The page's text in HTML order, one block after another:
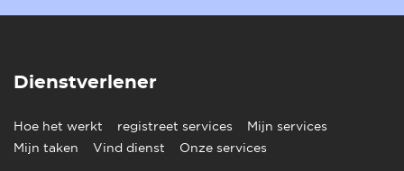
Dienstverlener
Hoe het werkt registreet services
Mijn services
Mijn taken
Vind dienst Onze services